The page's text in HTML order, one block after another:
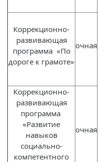
Коррекционно-
развивающая
программа «По
дороге к грамоте»
очная
Коррекционно-
развивающая
программа
«Развитие
навыков
социально-
компетентного
очная